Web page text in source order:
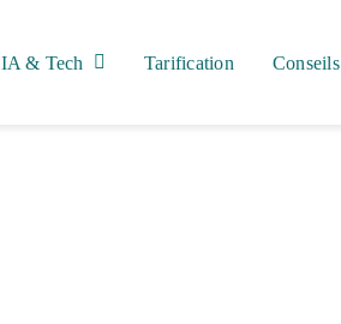
IA & Tech Tarification Conseils